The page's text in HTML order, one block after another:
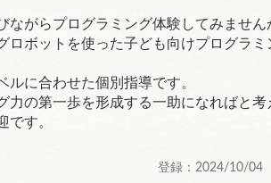
ながらプログラミング体験してみません
ロボットを使った子ども向けプログラ
ルに合わせた個別指導です。
力の第一歩を形成する一助になればと考
です。
登録：2024/10/